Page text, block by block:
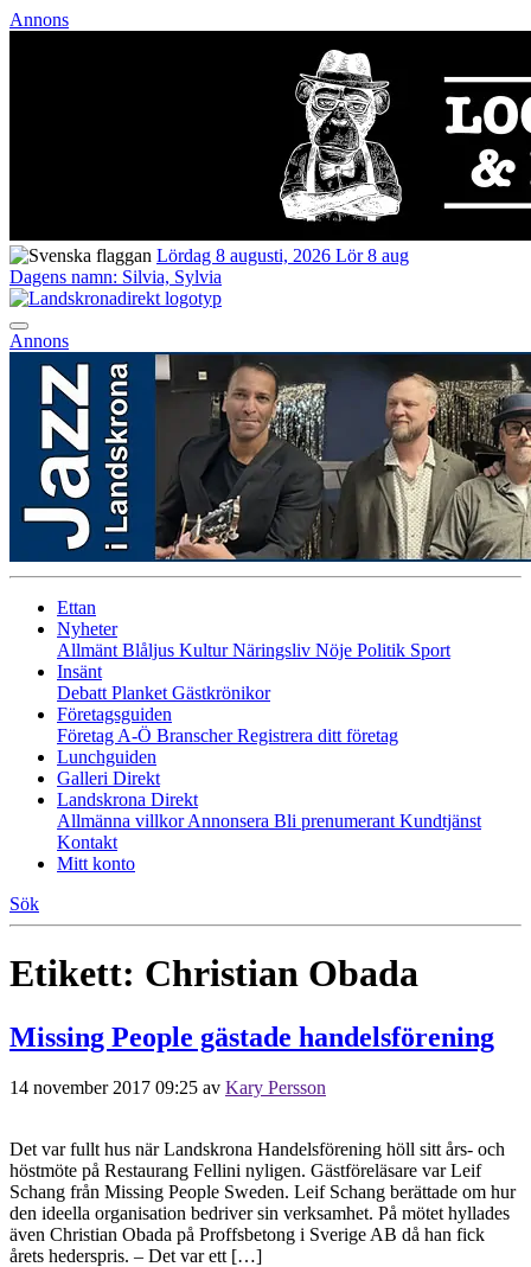
Annons
Lördag 8 augusti, 2026 Lör 8 aug
Dagens namn: Silvia, Sylvia
Annons
Ettan
Nyheter
Allmänt Blåljus KulturNäringsliv Nöje Politik Sport
Insänt
Debatt Planket Gästkrönikor
Företagsguiden
Företag A-Ö BranscherRegistrera ditt företag
Lunchguiden
Galleri Direkt
Landskrona Direkt
Allmänna villkorAnnonsera Bli prenumerant Kundtjänst
Kontakt
Mitt konto
Sök
Etikett: Christian Obada
Missing People gästade handelsförening
14 november 2017 09:25 av Kary Persson
Det var fullt hus när Landskrona Handelsförening höll sitt års- och
höstmöte på Restaurang Fellini nyligen. Gästföreläsare var Leif
Schang från Missing People Sweden. Leif Schang berättade om hur
den ideella organisation bedriver sin verksamhet. På mötet hyllades
även Christian Obada på Proffsbetong i Sverige AB då han fick
årets hederspris. – Det var ett […]